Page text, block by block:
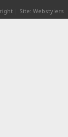
| Site: Webstylers